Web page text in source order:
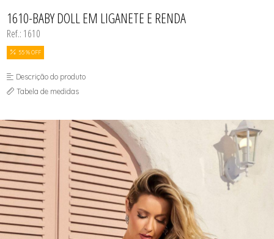
1610-BABY DOLL EM LIGANETE E RENDA
Ref.: 1610
55 % OFF
Descrição do produto
Tabela de medidas